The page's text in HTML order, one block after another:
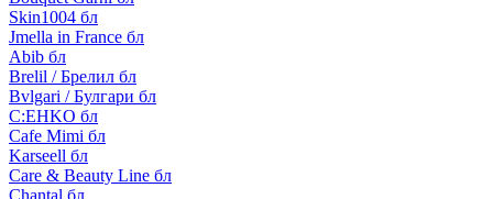
Skin1004 бл
Jmella in France бл
Abib бл
Brelil / Брелил бл
Bvlgari / Булгари бл
C:EHKO бл
Cafe Mimi бл
Karseell бл
Care & Beauty Line бл
Chantal бл